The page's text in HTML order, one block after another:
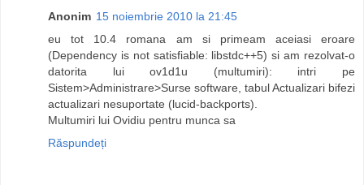
Anonim 15 noiembrie 2010 la 21:45
eu tot 10.4 romana am si primeam aceiasi eroare
(Dependency is not satisfiable: libstdc++5) si am rezolvat-o
datorita lui ov1d1u (multumiri): intri pe
Sistem>Administrare>Surse software, tabul Actualizari bifezi
actualizari nesuportate (lucid-backports).
Multumiri lui Ovidiu pentru munca sa
Răspundeți